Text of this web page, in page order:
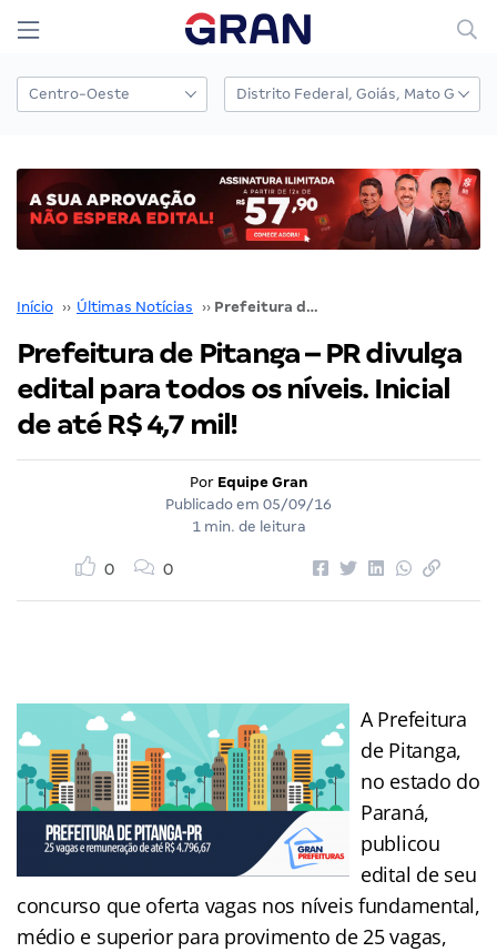
Início ›› Últimas Notícias ›› Prefeitura de Pitanga – PR divulga edital para todos os níveis. Inicial de até R$ 4,7 mil!
Prefeitura de Pitanga – PR divulga
edital para todos os níveis. Inicial
de até R$ 4,7 mil!
Por Equipe Gran
Publicado em 05/09/16
1 min. de leitura
0 0
A Prefeitura
de Pitanga,
no estado do
Paraná,
publicou
edital de seu
concurso que oferta vagas nos níveis fundamental,
médio e superior para provimento de 25 vagas,